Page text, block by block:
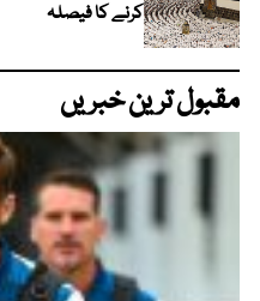
کرنے کا فیصلہ
مقبول ترین خبریں